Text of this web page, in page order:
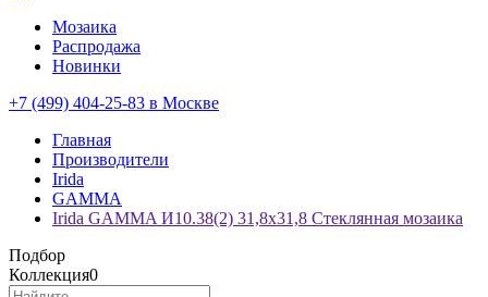
Мозаика
Распродажа
Новинки
+7 (499) 404-25-83 в Москве
Главная
Производители
Irida
GAMMA
Irida GAMMA И10.38(2) 31,8x31,8 Стеклянная мозаика
Подбор
Коллекция0